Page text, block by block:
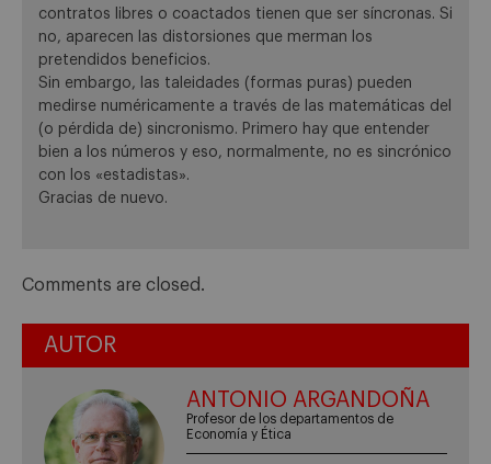
contratos libres o coactados tienen que ser síncronas. Si
no, aparecen las distorsiones que merman los
pretendidos beneficios.
Sin embargo, las taleidades (formas puras) pueden
medirse numéricamente a través de las matemáticas del
(o pérdida de) sincronismo. Primero hay que entender
bien a los números y eso, normalmente, no es sincrónico
con los «estadistas».
Gracias de nuevo.
Comments are closed.
AUTOR
ANTONIO ARGANDOÑA
Profesor de los departamentos de
Economía y Ética